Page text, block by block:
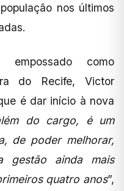
nos últimos
empossado como
do Recife, Victor
é dar início à nova
do cargo, é um
de poder melhorar,
gestão ainda mais
quatro anos”,